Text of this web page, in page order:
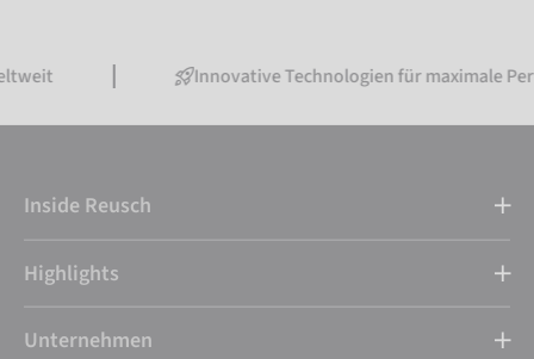
Innovative Technologien für maximale Performance
Inside Reusch
Highlights
Unternehmen